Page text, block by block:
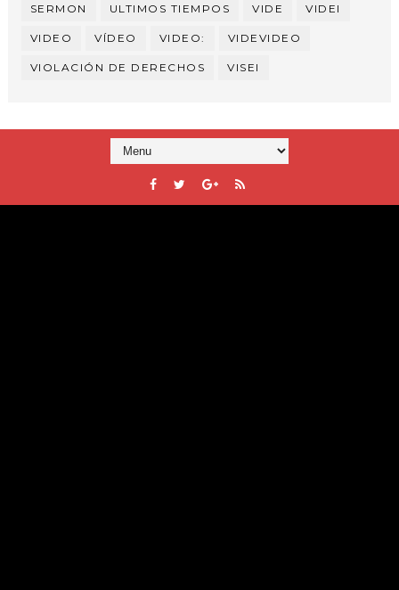
SERMON ULTIMOS TIEMPOS VIDE VIDEI
VIDEO VÍDEO VIDEO: VIDEVIDEO
VIOLACIÓN DE DERECHOS VISEI